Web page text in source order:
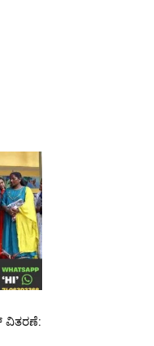
ವಿತರಣೆ: